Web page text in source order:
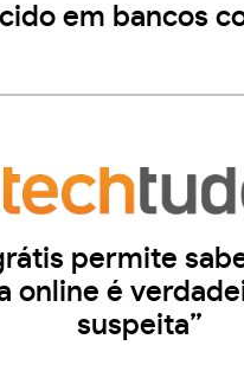
em bancos
permite
online é
suspeita”